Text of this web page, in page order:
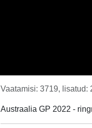
Vaatamisi: 3719, lisatud:
Austraalia GP 2022 -